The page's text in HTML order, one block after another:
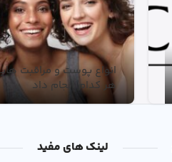
انواع پوست و مراقبت
هر کدام انجام داد
لینک های مفید